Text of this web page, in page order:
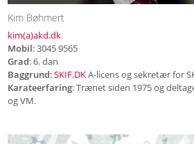
Kim Bøhmert
kim(a)akd.dk
Mobil: 3045 9565
Grad: 6. dan
Baggrund:SKIF.DKA-licens og sekretær for
Karateerfaring: Trænet siden 1975 og
og VM.